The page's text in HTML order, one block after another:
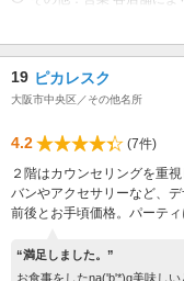
19 ピカレスク
大阪市中央区／その他名所
4.2
(7件)
２階はカウンセリングを重
バンやアクセサリーなど、
前後とお手頃価格。パーティ
“満足しました。”
お食事をしたna('b'*)q美味し